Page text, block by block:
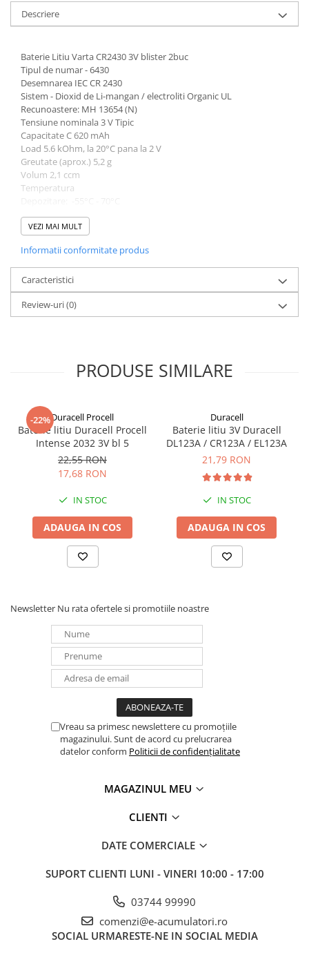
Pachete acumulatori VRLA
Sisteme de management (BMS)
Redresoare, incarcatoare si testere
Redresoare auto, moto, barci si
stationare
Surse UPS
UPS pentru centrale termice si
sisteme de urgenta - acumulator
extern
UPS Calculatoare si Servere
UPS Trifazat
PDUs unitati de distributie a
energiei electrice
Acumulatori UPS
Drumetii / Camping
Accesorii
Panouri portabile
Statii energie portabile
Diverse
Electrice
Intrerupatoare si prize
structurata
Sigurante
Tablouri electrice
Lumina (Becuri si Lanterne)
Cablu de date si Adaptoare
Solutii solare portabile
Lichidare de stoc
Acumulatori
Invertoare
Sisteme de prindere
Descriere
Baterie Litiu Varta CR2430 3V blister 2buc
Tipul de numar - 6430
Desemnarea IEC CR 2430
Sistem - Dioxid de Li-mangan / electroliti Organic UL
Recunoastere: MH 13654 (N)
Tensiune nominala 3 V Tipic
Capacitate C 620 mAh
Load 5.6 kOhm, la 20°C pana la 2 V
Greutate (aprox.) 5,2 g
Volum 2,1 ccm
Temperatura
Descarcare -20°C - 70°C
Dimensiuni Diametru (A) ... min 24,20...max 24,70
Umar Diametru [E] ...........21,00 .
VEZI MAI MULT
Informatii conformitate produs
Caracteristici
Review-uri(0)
PRODUSE SIMILARE
-22%Duracell Procell
Baterie litiu Duracell Procell
Intense 2032 3V bl 5
22,55 RON
17,68 RON
IN STOC
ADAUGA IN COS
Duracell
Baterie litiu 3V Duracell
DL123A / CR123A / EL123A
21,79 RON
IN STOC
ADAUGA IN COS
Newsletter Nu rata ofertele si promotiile noastre
Vreau sa primesc newslettere cu promoțiile
magazinului. Sunt de acord cu prelucrarea
datelor conform Politicii de confidențialitate
MAGAZINUL MEU
CLIENTI
DATE COMERCIALE
SUPORT CLIENTI LUNI - VINERI 10:00 - 17:00
03744 99990
comenzi@e-acumulatori.ro
SOCIAL URMARESTE-NE IN SOCIAL MEDIA